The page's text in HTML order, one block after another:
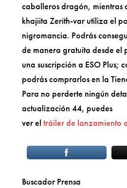
caballeros dragón, mientras
khajiita Zerith-var utiliza el
nigromancia. Podrás
de manera gratuita desde el
una suscripción a ESO Plus;
podrás comprarlos en la
Para no perderte ningún
actualización 44, puedes
ver el tráiler de lanzamiento
Buscador Prensa